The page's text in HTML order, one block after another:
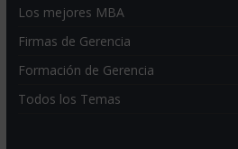
Los mejores MBA
Firmas de Gerencia
Formación de Gerencia
Todos los Temas